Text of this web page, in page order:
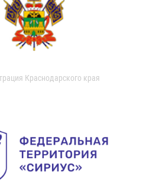
Краснодарского края